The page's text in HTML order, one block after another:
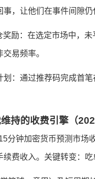
事，让他们在事件间隙
励：在选定市场中，
易频率。
划：通过推荐码完成首
持的收费引擎（
分钟加密货币预测市场
续费收入。关键转变：